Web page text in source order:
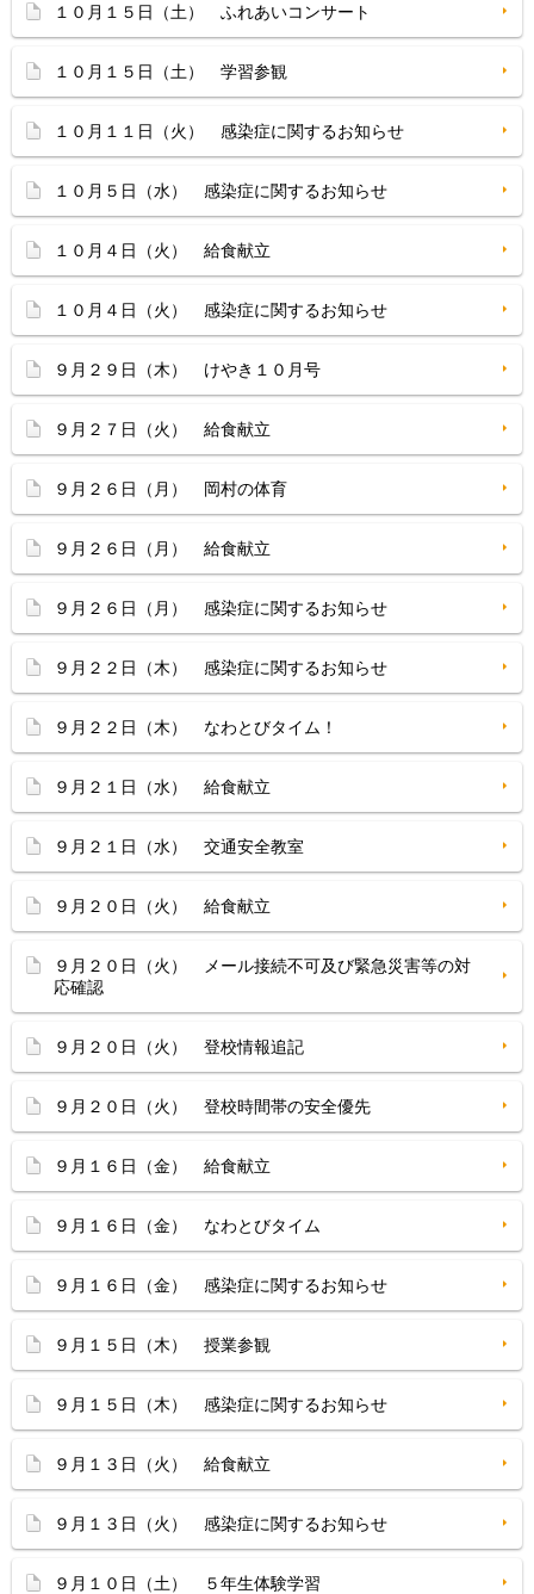
１０月１５日（土） ふれあいコンサート
１０月１５日（土） 学習参観
１０月１１日（火） 感染症に関するお知らせ
１０月５日（水） 感染症に関するお知らせ
１０月４日（火） 給食献立
１０月４日（火） 感染症に関するお知らせ
９月２９日（木） けやき１０月号
９月２７日（火） 給食献立
９月２６日（月） 岡村の体育
９月２６日（月） 給食献立
９月２６日（月） 感染症に関するお知らせ
９月２２日（木） 感染症に関するお知らせ
９月２２日（木） なわとびタイム！
９月２１日（水） 給食献立
９月２１日（水） 交通安全教室
９月２０日（火） 給食献立
９月２０日（火） メール接続不可及び緊急災害等の対
応確認
９月２０日（火） 登校情報追記
９月２０日（火） 登校時間帯の安全優先
９月１６日（金） 給食献立
９月１６日（金） なわとびタイム
９月１６日（金） 感染症に関するお知らせ
９月１５日（木） 授業参観
９月１５日（木） 感染症に関するお知らせ
９月１３日（火） 給食献立
９月１３日（火） 感染症に関するお知らせ
９月１０日（土） ５年生体験学習